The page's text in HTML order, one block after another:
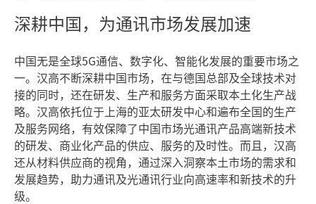
深耕中国，为通讯市场发展加速
中国无是全球5G通信、数字化、智能化发展的重要市场之
一。汉高不断深耕中国市场，在与德国总部及全球技术对
接的同时，还在研发、生产和服务方面采取本土化生产战
略。汉高依托位于上海的亚太研发中心和遍布全国的生产
及服务网络，有效保障了中国市场光通讯产品高端新技术
的研发、商业化产品的供应、服务的及时性。而且，汉高
还从材料供应商的视角，通过深入洞察本土市场的需求和
发展趋势，助力通讯及光通讯行业向高速率和新技术的升
级。